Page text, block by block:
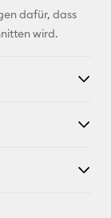
dafür, dass
wird.